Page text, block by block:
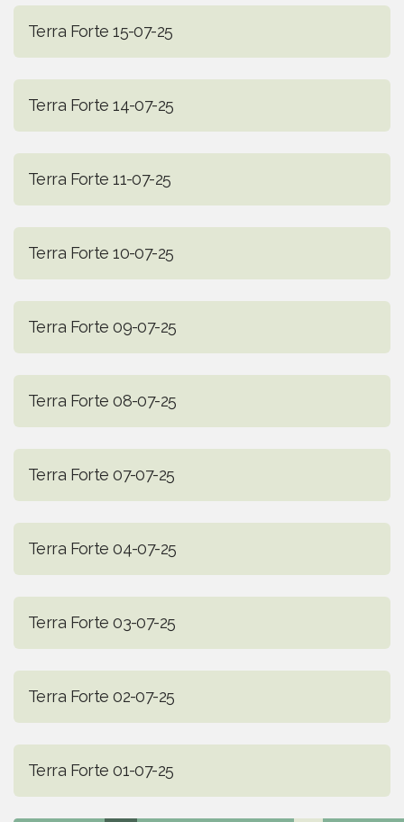
Terra Forte 15-07-25
Terra Forte 14-07-25
Terra Forte 11-07-25
Terra Forte 10-07-25
Terra Forte 09-07-25
Terra Forte 08-07-25
Terra Forte 07-07-25
Terra Forte 04-07-25
Terra Forte 03-07-25
Terra Forte 02-07-25
Terra Forte 01-07-25